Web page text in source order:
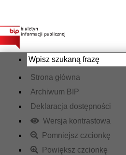
Strona główna
Archiwum BIP
Deklaracja dostępności
Wersja kontrastowa
Pomniejsz czcionkę
Powiększ czcionkę